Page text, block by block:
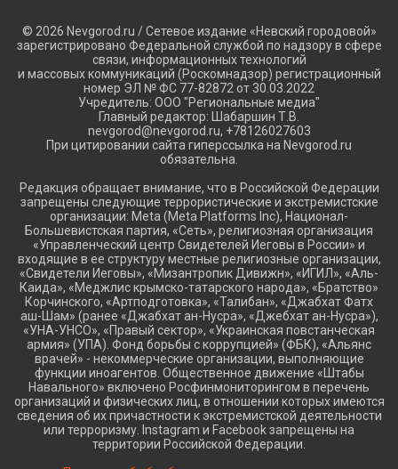
© 2026 Nevgorod.ru / Сетевое издание «Невский городовой»
зарегистрировано Федеральной службой по надзору в сфере
связи, информационных технологий
и массовых коммуникаций (Роскомнадзор) регистрационный
номер ЭЛ № ФС 77-82872 от 30.03.2022
Учредитель: ООО "Региональные медиа"
Главный редактор: Шабаршин Т.В.
nevgorod@nevgorod.ru, +78126027603
При цитировании сайта гиперссылка на Nevgorod.ru
обязательна.
Редакция обращает внимание, что в Российской Федерации
запрещены следующие террористические и экстремистские
организации: Meta (Meta Platforms Inc), Национал-
Большевистская партия, «Сеть», религиозная организация
«Управленческий центр Свидетелей Иеговы в России» и
входящие в ее структуру местные религиозные организации,
«Свидетели Иеговы», «Мизантропик Дивижн», «ИГИЛ», «Аль-
Каида», «Меджлис крымско-татарского народа», «Братство»
Корчинского, «Артподготовка», «Талибан», «Джабхат Фатх
аш-Шам» (ранее «Джабхат ан-Нусра», «Джебхат ан-Нусра»),
«УНА-УНСО», «Правый сектор», «Украинская повстанческая
армия» (УПА). Фонд борьбы с коррупцией» (ФБК), «Альянс
врачей» - некоммерческие организации, выполняющие
функции иноагентов. Общественное движение «Штабы
Навального» включено Росфинмониторингом в перечень
организаций и физических лиц, в отношении которых имеются
сведения об их причастности к экстремистской деятельности
или терроризму. Instagram и Facebook запрещены на
территории Российской Федерации.